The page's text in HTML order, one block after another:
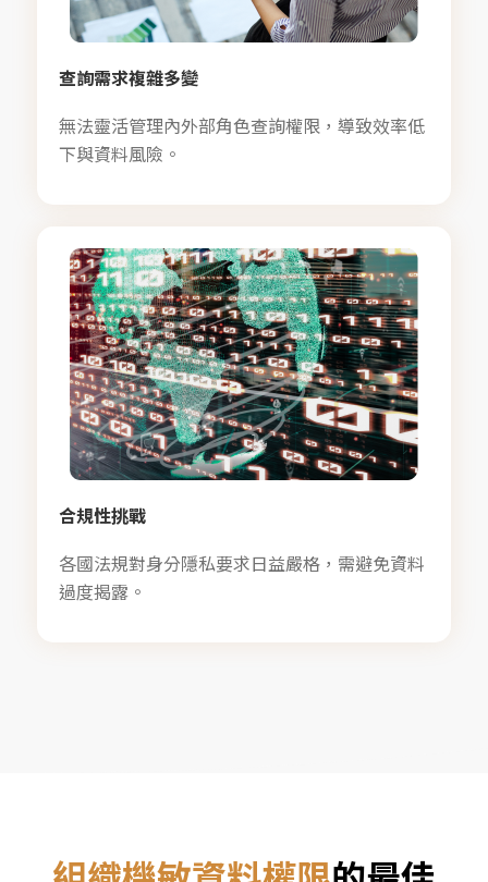
查詢需求複雜多變
無法靈活管理內外部角色查詢權限，導致效率低
下與資料風險。
合規性挑戰
各國法規對身分隱私要求日益嚴格，需避免資料
過度揭露。